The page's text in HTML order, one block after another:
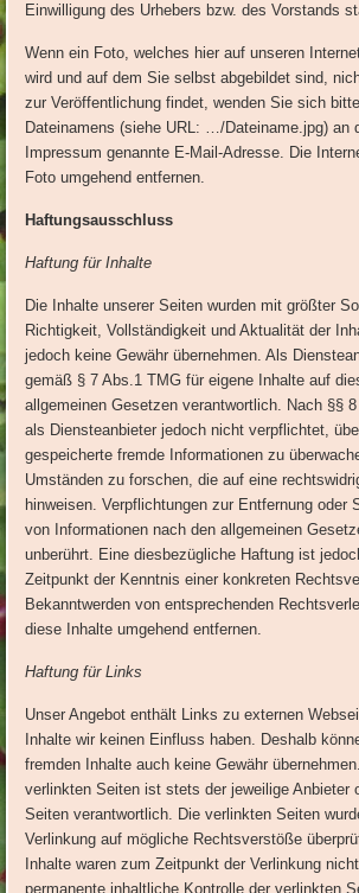
Einwilligung des Urhebers bzw. des Vorstands
Wenn ein Foto, welches hier auf unseren
wird und auf dem Sie selbst abgebildet sind,
zur Veröffentlichung findet, wenden Sie sich
Dateinamens (siehe URL: …/Dateiname.jpg) an
Impressum genannte E-Mail-Adresse. Die
Foto umgehend entfernen.
Haftungsausschluss
Haftung für Inhalte
Die Inhalte unserer Seiten wurden mit größter
Richtigkeit, Vollständigkeit und Aktualität der
jedoch keine Gewähr übernehmen. Als
gemäß § 7 Abs.1 TMG für eigene Inhalte auf
allgemeinen Gesetzen verantwortlich. Nach §§
als Diensteanbieter jedoch nicht verpflichtet,
gespeicherte fremde Informationen zu
Umständen zu forschen, die auf eine
hinweisen. Verpflichtungen zur Entfernung oder
von Informationen nach den allgemeinen
unberührt. Eine diesbezügliche Haftung ist
Zeitpunkt der Kenntnis einer konkreten
Bekanntwerden von entsprechenden
diese Inhalte umgehend entfernen.
Haftung für Links
Unser Angebot enthält Links zu externen
Inhalte wir keinen Einfluss haben. Deshalb
fremden Inhalte auch keine Gewähr
verlinkten Seiten ist stets der jeweilige Anbieter
Seiten verantwortlich. Die verlinkten Seiten
Verlinkung auf mögliche Rechtsverstöße
Inhalte waren zum Zeitpunkt der Verlinkung
permanente inhaltliche Kontrolle der verlinkten